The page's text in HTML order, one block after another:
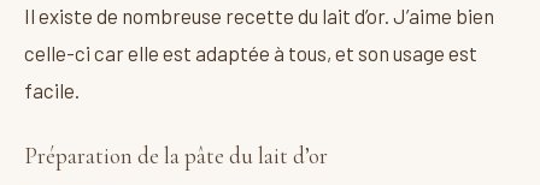
Il existe de nombreuse recette du lait d’or. J’aime bien
celle-ci car elle est adaptée à tous, et son usage est
facile.
Préparation de la pâte du lait d’or